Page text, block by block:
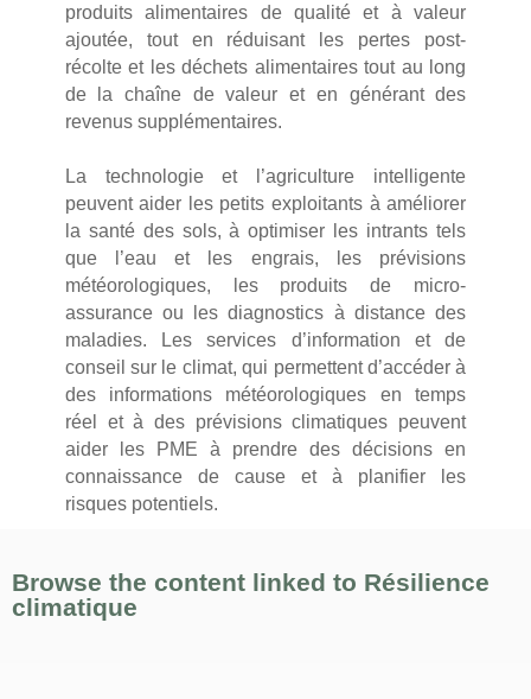
produits alimentaires de qualité et à valeur
ajoutée, tout en réduisant les pertes post-
récolte et les déchets alimentaires tout au long
de la chaîne de valeur et en générant des
revenus supplémentaires.
La technologie et l’agriculture intelligente
peuvent aider les petits exploitants à améliorer
la santé des sols, à optimiser les intrants tels
que l’eau et les engrais, les prévisions
météorologiques, les produits de micro-
assurance ou les diagnostics à distance des
maladies. Les services d’information et de
conseil sur le climat, qui permettent d’accéder à
des informations météorologiques en temps
réel et à des prévisions climatiques peuvent
aider les PME à prendre des décisions en
connaissance de cause et à planifier les
risques potentiels.
Browse the content linked to Résilience
climatique